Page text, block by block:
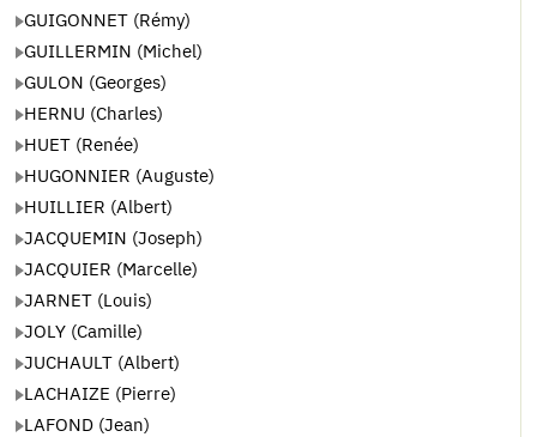
GUIGONNET (Rémy)
GUILLERMIN (Michel)
GULON (Georges)
HERNU (Charles)
HUET (Renée)
HUGONNIER (Auguste)
HUILLIER (Albert)
JACQUEMIN (Joseph)
JACQUIER (Marcelle)
JARNET (Louis)
JOLY (Camille)
JUCHAULT (Albert)
LACHAIZE (Pierre)
LAFOND (Jean)